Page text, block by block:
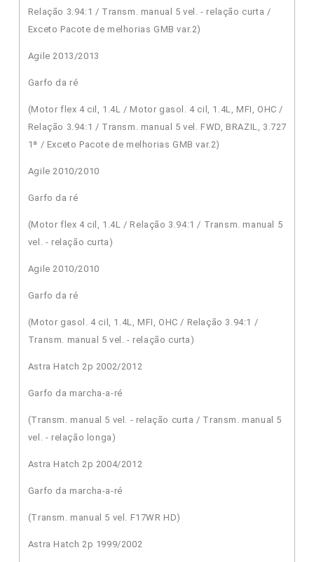
Relação 3.94:1 / Transm. manual 5 vel. - relação curta /
Exceto Pacote de melhorias GMB var.2)
Agile 2013/2013
Garfo da ré
(Motor flex 4 cil, 1.4L / Motor gasol. 4 cil, 1.4L, MFI, OHC /
Relação 3.94:1 / Transm. manual 5 vel. FWD, BRAZIL, 3.727
1ª / Exceto Pacote de melhorias GMB var.2)
Agile 2010/2010
Garfo da ré
(Motor flex 4 cil, 1.4L / Relação 3.94:1 / Transm. manual 5
vel. - relação curta)
Agile 2010/2010
Garfo da ré
(Motor gasol. 4 cil, 1.4L, MFI, OHC / Relação 3.94:1 /
Transm. manual 5 vel. - relação curta)
Astra Hatch 2p 2002/2012
Garfo da marcha-a-ré
(Transm. manual 5 vel. - relação curta / Transm. manual 5
vel. - relação longa)
Astra Hatch 2p 2004/2012
Garfo da marcha-a-ré
(Transm. manual 5 vel. F17WR HD)
Astra Hatch 2p 1999/2002